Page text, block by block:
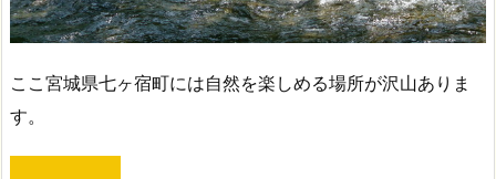
ここ宮城県七ヶ宿町には自然を楽しめる場所が沢山ありま
す。